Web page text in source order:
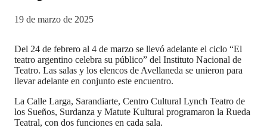
19 de marzo de 2025
Del 24 de febrero al 4 de marzo se llevó adelante el ciclo “El
teatro argentino celebra su público” del Instituto Nacional de
Teatro. Las salas y los elencos de Avellaneda se unieron para
llevar adelante en conjunto este encuentro.
La Calle Larga, Sarandiarte, Centro Cultural Lynch Teatro de
los Sueños, Surdanza y Matute Kultural programaron la Rueda
Teatral, con dos funciones en cada sala.